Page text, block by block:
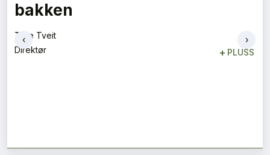
+ PLUSS
bakken
Tore Tveit
Direktør
‹ ›